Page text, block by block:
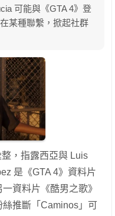
可能與《GTA 4》登
某種聯繫，掀起社群
，指露西亞與 Luis
是《GTA 4》資料片
資料片《酷男之歌》
推斷「Caminos」可